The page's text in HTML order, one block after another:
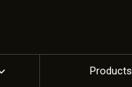
Products